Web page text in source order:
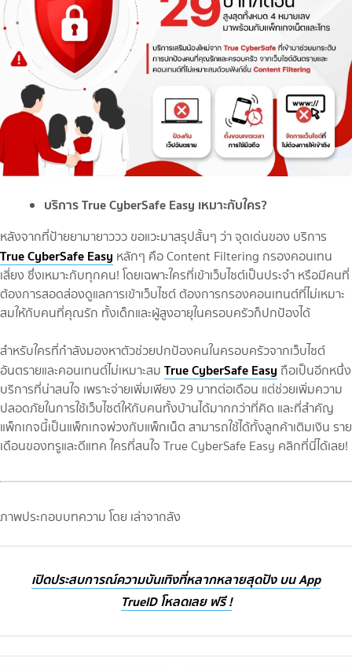
บริการ True CyberSafe Easy เหมาะกับใคร?
หลังจากที่ป้ายยามายาววว ขอแวะมาสรุปสั้นๆ ว่า จุดเด่นของ บริการ
True CyberSafe Easy หลักๆ คือ Content Filtering กรองคอนเทน
เสี่ยง ซึ่งเหมาะกับทุกคน! โดยเฉพาะใครที่เข้าเว็บไซต์เป็นประจำ หรือมีคนที่
ต้องการสอดส่องดูแลการเข้าเว็บไซต์ ต้องการกรองคอนเทนต์ที่ไม่เหมาะ
สมให้กับคนที่คุณรัก ทั้งเด็กและผู้สูงอายุในครอบครัวก็ปกป้องได้
สำหรับใครที่กำลังมองหาตัวช่วยปกป้องคนในครอบครัวจากเว็บไซต์
อันตรายและคอนเทนต์ไม่เหมาะสม True CyberSafe Easy ถือเป็นอีกหนึ่ง
บริการที่น่าสนใจ เพราะจ่ายเพิ่มเพียง 29 บาทต่อเดือน แต่ช่วยเพิ่มความ
ปลอดภัยในการใช้เว็บไซต์ให้กับคนทั้งบ้านได้มากกว่าที่คิด และที่สำคัญ
แพ็กเกจนี้เป็นแพ็กเกจพ่วงกับแพ็กเน็ต สามารถใช้ได้ทั้งลูกค้าเติมเงิน ราย
เดือนของทรูและดีแทค ใครที่สนใจ True CyberSafe Easy คลิกที่นี่ได้เลย!
ภาพประกอบบทความ โดย เล่าจากลัง
เปิดประสบการณ์ความบันเทิงที่หลากหลายสุดปัง บน App
TrueID โหลดเลย ฟรี !